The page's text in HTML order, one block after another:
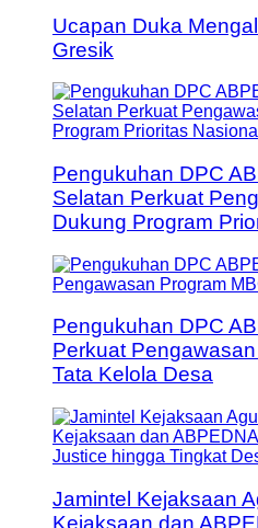
Ucapan Duka
Gresik
Pengukuhan DPC
Selatan Perkuat
Dukung Program
Pengukuhan DPC
Perkuat
Tata Kelola Desa
Jamintel Kejaksaan
Kejaksaan dan